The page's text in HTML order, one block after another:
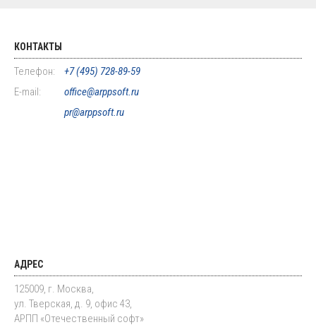
КОНТАКТЫ
Телефон:
+7 (495) 728-89-59
E-mail:
office@arppsoft.ru
pr@arppsoft.ru
АДРЕС
125009, г. Москва,
ул. Тверская, д. 9, офис 43,
АРПП «Отечественный софт»